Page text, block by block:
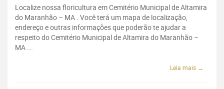
Localize nossa floricultura em Cemitério Municipal de Altamira
do Maranhão – MA . Você terá um mapa de localização,
endereço e outras informações que poderão te ajudar a
respeito do Cemitério Municipal de Altamira do Maranhão –
MA ...
Leia mais →